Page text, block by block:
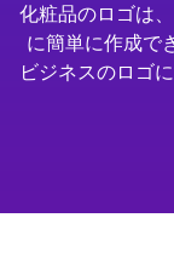
化粧品のロゴは
に簡単に作成で
ビジネスのロゴ